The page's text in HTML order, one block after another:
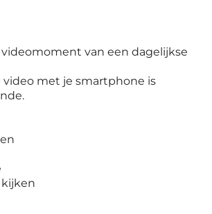
van een dagelijkse
video met je smartphone is